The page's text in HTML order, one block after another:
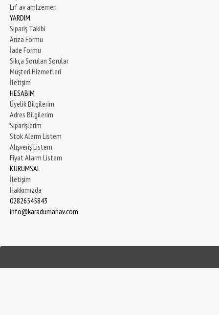
Lrf av amlzemeri
YARDIM
Sipariş Takibi
Arıza Formu
İade Formu
Sıkça Sorulan Sorular
Müşteri Hizmetleri
İletişim
HESABIM
Üyelik Bilgilerim
Adres Bilgilerim
Siparişlerim
Stok Alarm Listem
Alışveriş Listem
Fiyat Alarm Listem
KURUMSAL
İletişim
Hakkımızda
02826545843
info@karadumanav.com